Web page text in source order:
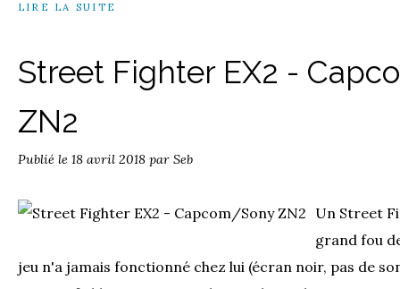
LIRE LA SUITE
Street Fighter EX2 -
ZN2
Publié le 18 avril 2018 par Seb
Un Street
grand fou
jeu n'a jamais fonctionné chez lui (écran noir, pas de